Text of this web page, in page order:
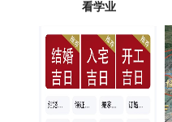
看学业